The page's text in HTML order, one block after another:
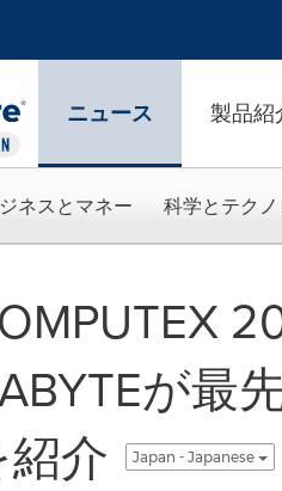
ニュース 製品紹
ネスとマネー 科学とテク
が最
介
Japan - Japanese